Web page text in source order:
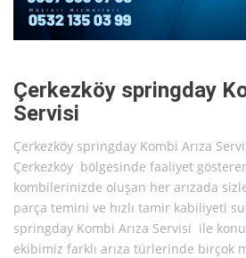
Çerkezköy springday
Servisi
Çerkezköy springday Kombi Arıza
Çerkezköy bölgesinde faaliyet
kombilerinizde oluşan her arızada
parça temini ve hızlı tamir kabiliyeti
springday Kombi Arıza Servisi ile
ekibimiz farklı arıza türlerinde birçok